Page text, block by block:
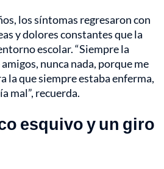
los síntomas regresaron con
y dolores constantes que la
escolar. “Siempre la
nunca nada, porque me
la que siempre estaba enferma,
mal”, recuerda.
esquivo y un giro